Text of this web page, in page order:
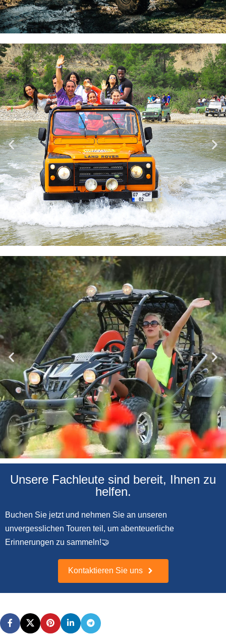
QUAD-Safari
Kommen Sie nach Alanya für ein
adrenalingeladenes Abenteuer und
machen Sie einen Spaziergang in der
Natur mit unvergesslichen Quad-Safari-
Touren!
JEEP SAFARİ
Kommen Sie nach Alanya für eine
aufregende Reise zu unerforschten
Routen und entdecken Sie die
einzigartigen Naturschönheiten mit Jeep-
Safari-Touren!
Hier klicken
Buggy-Safari
um die Naturschönheiten von Alanya zu
Road-Erlebnis zu haben!
Hier klicken
Unsere Fachleute sind bereit, Ihnen zu
helfen.
Buchen Sie jetzt und nehmen Sie an unseren
unvergesslichen Touren teil, um abenteuerliche
Erinnerungen zu sammeln!🤝
Kontaktieren Sie uns